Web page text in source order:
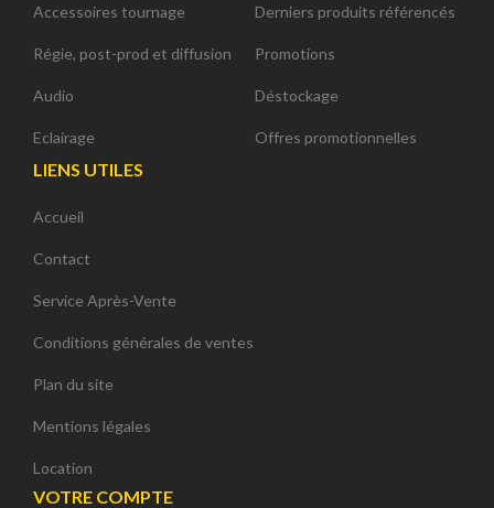
Accessoires tournage
Régie, post-prod et diffusion
Audio
Eclairage
Derniers produits référencés
Promotions
Déstockage
Offres promotionnelles
LIENS UTILES
Accueil
Contact
Service Après-Vente
Conditions générales de ventes
Plan du site
Mentions légales
Location
VOTRE COMPTE